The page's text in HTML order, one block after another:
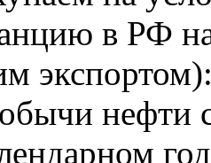
в РФ
нефти